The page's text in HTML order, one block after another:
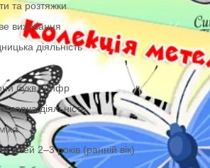
Дидактичний матеріал
Екологія
Плакати та розтяжки
Трудове виховання
Дослідницька діяльність